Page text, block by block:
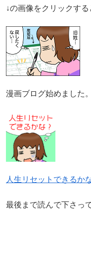
↓の画像をクリックする
漫画ブログ始めました。
人生リセットできるか
最後まで読んで下さっ